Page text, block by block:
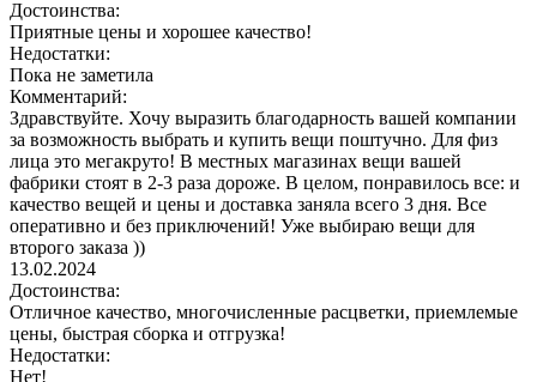
Достоинства:
Приятные цены и хорошее качество!
Недостатки:
Пока не заметила
Комментарий:
Здравствуйте. Хочу выразить благодарность вашей компании
за возможность выбрать и купить вещи поштучно. Для физ
лица это мегакруто! В местных магазинах вещи вашей
фабрики стоят в 2-3 раза дороже. В целом, понравилось все: и
качество вещей и цены и доставка заняла всего 3 дня. Все
оперативно и без приключений! Уже выбираю вещи для
второго заказа ))
13.02.2024
Достоинства:
Отличное качество, многочисленные расцветки, приемлемые
цены, быстрая сборка и отгрузка!
Недостатки:
Нет!